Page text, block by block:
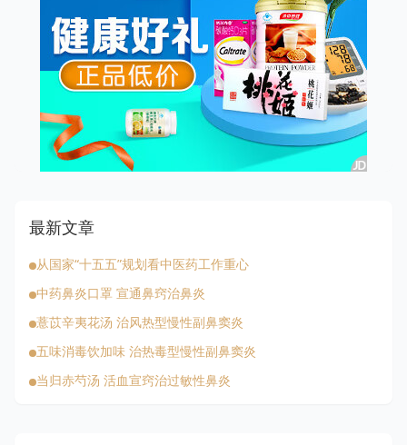
最新文章
从国家“十五五”规划看中医药工作重心
中药鼻炎口罩 宣通鼻窍治鼻炎
薏苡辛夷花汤 治风热型慢性副鼻窦炎
五味消毒饮加味 治热毒型慢性副鼻窦炎
当归赤芍汤 活血宣窍治过敏性鼻炎